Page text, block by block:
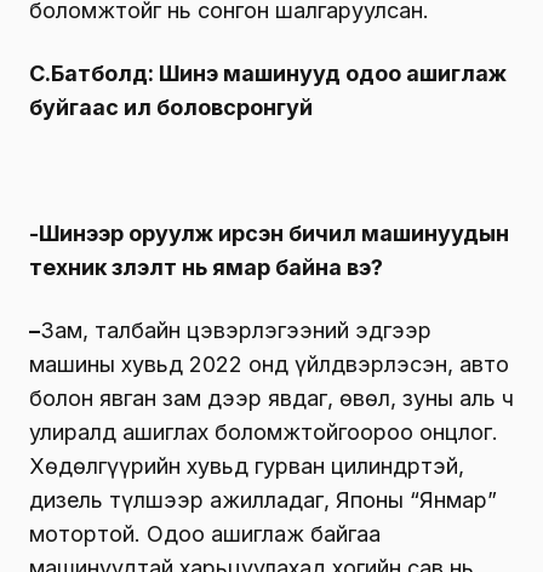
боломжтойг нь сонгон шалгаруулсан.
С.Батболд: Шинэ машинууд одоо ашиглаж
буйгаас илүү боловсронгуй
-Шинээр оруулж ирсэн бичил машинуудын
техник үзүүлэлт нь ямар байна вэ?
–Зам, талбайн цэвэрлэгээний эдгээр
машины хувьд 2022 онд үйлдвэрлэсэн, авто
болон явган зам дээр явдаг, өвөл, зуны аль ч
улиралд ашиглах боломжтойгоороо онцлог.
Хөдөлгүүрийн хувьд гурван цилиндртэй,
дизель түлшээр ажилладаг, Японы “Янмар”
мотортой. Одоо ашиглаж байгаа